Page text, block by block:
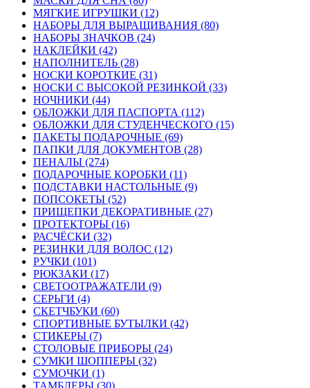
МЯГКИЕ ИГРУШКИ (12)
НАБОРЫ ДЛЯ ВЫРАЩИВАНИЯ (80)
НАБОРЫ ЗНАЧКОВ (24)
НАКЛЕЙКИ (42)
НАПОЛНИТЕЛЬ (28)
НОСКИ КОРОТКИЕ (31)
НОСКИ С ВЫСОКОЙ РЕЗИНКОЙ (33)
НОЧНИКИ (44)
ОБЛОЖКИ ДЛЯ ПАСПОРТА (112)
ОБЛОЖКИ ДЛЯ СТУДЕНЧЕСКОГО (15)
ПАКЕТЫ ПОДАРОЧНЫЕ (69)
ПАПКИ ДЛЯ ДОКУМЕНТОВ (28)
ПЕНАЛЫ (274)
ПОДАРОЧНЫЕ КОРОБКИ (11)
ПОДСТАВКИ НАСТОЛЬНЫЕ (9)
ПОПСОКЕТЫ (52)
ПРИЩЕПКИ ДЕКОРАТИВНЫЕ (27)
ПРОТЕКТОРЫ (16)
РАСЧЁСКИ (32)
РЕЗИНКИ ДЛЯ ВОЛОС (12)
РУЧКИ (101)
РЮКЗАКИ (17)
СВЕТООТРАЖАТЕЛИ (9)
СЕРЬГИ (4)
СКЕТЧБУКИ (60)
СПОРТИВНЫЕ БУТЫЛКИ (42)
СТИКЕРЫ (7)
СТОЛОВЫЕ ПРИБОРЫ (24)
СУМКИ ШОППЕРЫ (32)
СУМОЧКИ (1)
ТАМБЛЕРЫ (30)